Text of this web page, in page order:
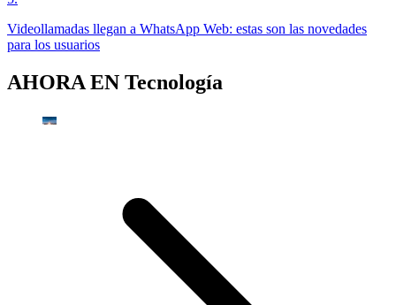
Videollamadas llegan a WhatsApp Web: estas son las novedades
para los usuarios
AHORA EN Tecnología